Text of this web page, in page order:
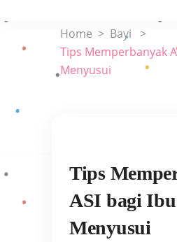
Home > Bayi
>
Tips Memperbanyak
Menyusui
Tips
ASI bagi Ibu
Menyusui